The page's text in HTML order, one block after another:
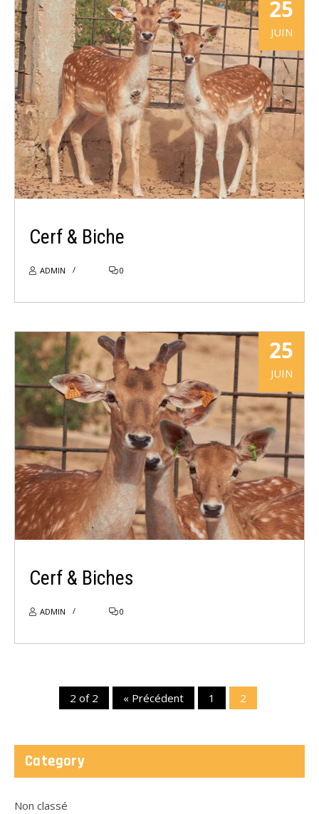
LIRE PLUS
25
JUIN
Cerf & Biche
ADMIN 0
LIRE PLUS
25
JUIN
Cerf & Biches
ADMIN 0
2 of 2 « Précédent 1 2
Category
Non classé